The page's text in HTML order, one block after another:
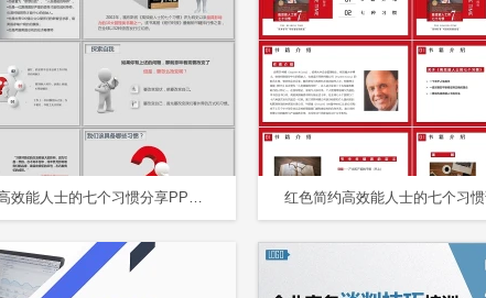
微立体高效能人士的七个习惯分享PPT模板